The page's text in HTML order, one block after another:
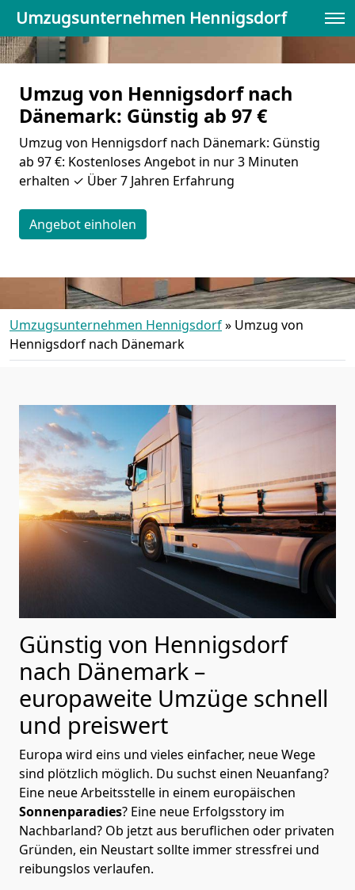
Umzugsunternehmen Hennigsdorf
Umzug von Hennigsdorf nach
Dänemark: Günstig ab 97 €
Umzug von Hennigsdorf nach Dänemark: Günstig
ab 97 €: Kostenloses Angebot in nur 3 Minuten
erhalten ✓ Über 7 Jahren Erfahrung
Angebot einholen
Umzugsunternehmen Hennigsdorf» Umzug von
Hennigsdorf nach Dänemark
Günstig von Hennigsdorf
nach Dänemark –
europaweite Umzüge schnell
und preiswert
Europa wird eins und vieles einfacher, neue Wege
sind plötzlich möglich. Du suchst einen Neuanfang?
Eine neue Arbeitsstelle in einem europäischen
Sonnenparadies? Eine neue Erfolgsstory im
Nachbarland? Ob jetzt aus beruflichen oder privaten
Gründen, ein Neustart sollte immer stressfrei und
reibungslos verlaufen.